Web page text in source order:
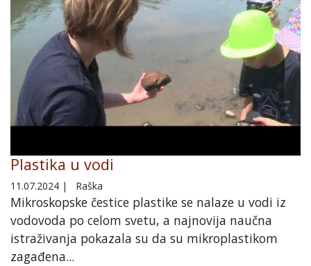
Plastika u vodi
11.07.2024 | Raška
Mikroskopske čestice plastike se nalaze u vodi iz
vodovoda po celom svetu, a najnovija naučna
istraživanja pokazala su da su mikroplastikom
zagađena...